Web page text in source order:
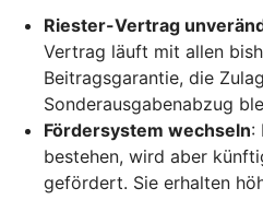
Riester-Vertrag
Vertrag läuft mit allen
Beitragsgarantie, die
Sonderausgabenabzug
Fördersystem wechseln:
bestehen, wird aber
gefördert. Sie erhalten